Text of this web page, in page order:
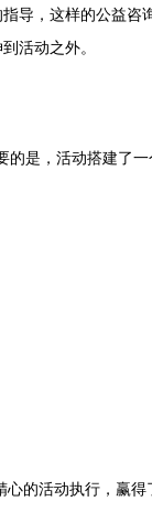
导，这样的公益咨
活动之外。
是，活动搭建了
的活动执行，赢